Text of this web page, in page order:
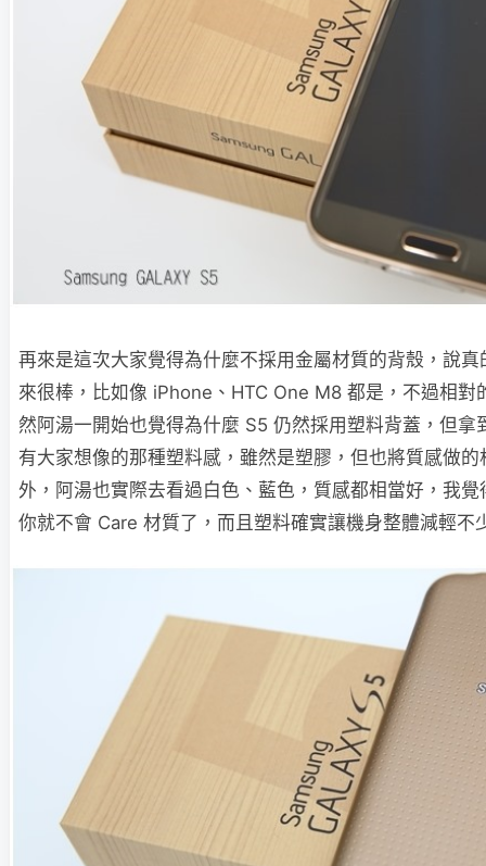
再來是這次大家覺得為什麼不採用金屬材質的背殼，說
來很棒，比如像 iPhone、HTC One M8 都是，不過相對
然阿湯一開始也覺得為什麼 S5 仍然採用塑料背蓋，但拿
有大家想像的那種塑料感，雖然是塑膠，但也將質感做
外，阿湯也實際去看過白色、藍色，質感都相當好，我
你就不會 Care 材質了，而且塑料確實讓機身整體減輕不